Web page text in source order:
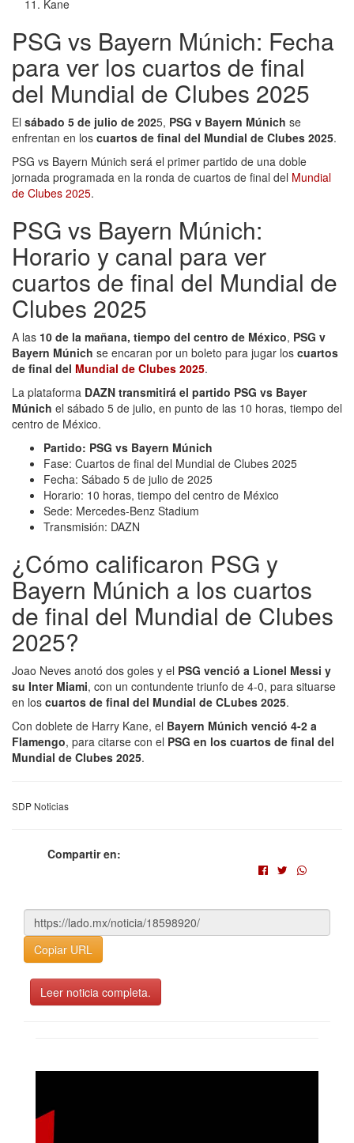
Kane
PSG vs Bayern Múnich: Fecha
para ver los cuartos de final
del Mundial de Clubes 2025
El sábado 5 de julio de 2025, PSG v Bayern Múnich se
enfrentan en los cuartos de final del Mundial de Clubes 2025.
PSG vs Bayern Múnich será el primer partido de una doble
jornada programada en la ronda de cuartos de final del Mundial
de Clubes 2025.
PSG vs Bayern Múnich:
Horario y canal para ver
cuartos de final del Mundial de
Clubes 2025
A las 10 de la mañana, tiempo del centro de México, PSG v
Bayern Múnich se encaran por un boleto para jugar los cuartos
de final del Mundial de Clubes 2025.
La plataforma DAZN transmitirá el partido PSG vs Bayer
Múnich el sábado 5 de julio, en punto de las 10 horas, tiempo del
centro de México.
Partido: PSG vs Bayern Múnich
Fase: Cuartos de final del Mundial de Clubes 2025
Fecha: Sábado 5 de julio de 2025
Horario: 10 horas, tiempo del centro de México
Sede: Mercedes-Benz Stadium
Transmisión: DAZN
¿Cómo calificaron PSG y
Bayern Múnich a los cuartos
de final del Mundial de Clubes
2025?
Joao Neves anotó dos goles y el PSG venció a Lionel Messi y
su Inter Miami, con un contundente triunfo de 4-0, para situarse
en los cuartos de final del Mundial de CLubes 2025.
Con doblete de Harry Kane, el Bayern Múnich venció 4-2 a
Flamengo, para citarse con el PSG en los cuartos de final del
Mundial de Clubes 2025.
SDP Noticias
Compartir en:
Copiar URL
Leer noticia completa.